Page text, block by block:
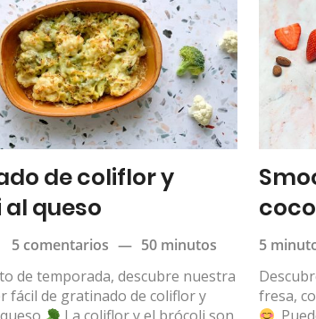
de coliflor y
queso
5 comentarios — 50 minutos
de temporada, descubre nuestra
fácil de gratinado de coliflor y
de
5
fresa,